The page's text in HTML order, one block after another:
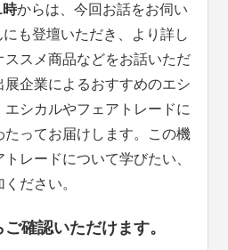
時からは、今回お話をお伺い
も登壇いただき、より詳し
ススメ商品などをお話いただ
展企業によるおすすめのエシ
シカルやフェアトレードに
たってお届けします。この機
レードについて学びたい、
ださい。
ご確認いただけます。